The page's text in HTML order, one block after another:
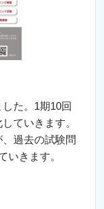
た。1期10回
ていきます。
過去の試験問
いきます。